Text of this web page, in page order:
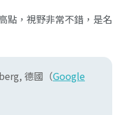
點，視野非常不錯，是名
德國（Google